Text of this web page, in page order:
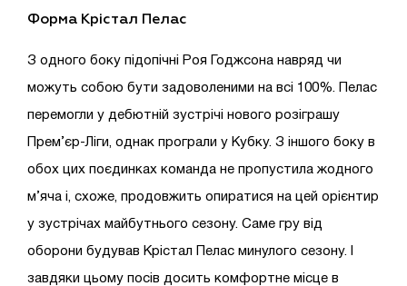
Форма Крістал Пелас
З одного боку підопічні Роя Годжсона навряд чи
можуть собою бути задоволеними на всі 100%. Пелас
перемогли у дебютній зустрічі нового розіграшу
Прем’єр-Ліги, однак програли у Кубку. З іншого боку в
обох цих поєдинках команда не пропустила жодного
м’яча і, схоже, продовжить опиратися на цей орієнтир
у зустрічах майбутнього сезону. Саме гру від
оборони будував Крістал Пелас минулого сезону. І
завдяки цьому посів досить комфортне місце в